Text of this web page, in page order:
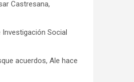
Castresana,
Social
acuerdos, Ale hace